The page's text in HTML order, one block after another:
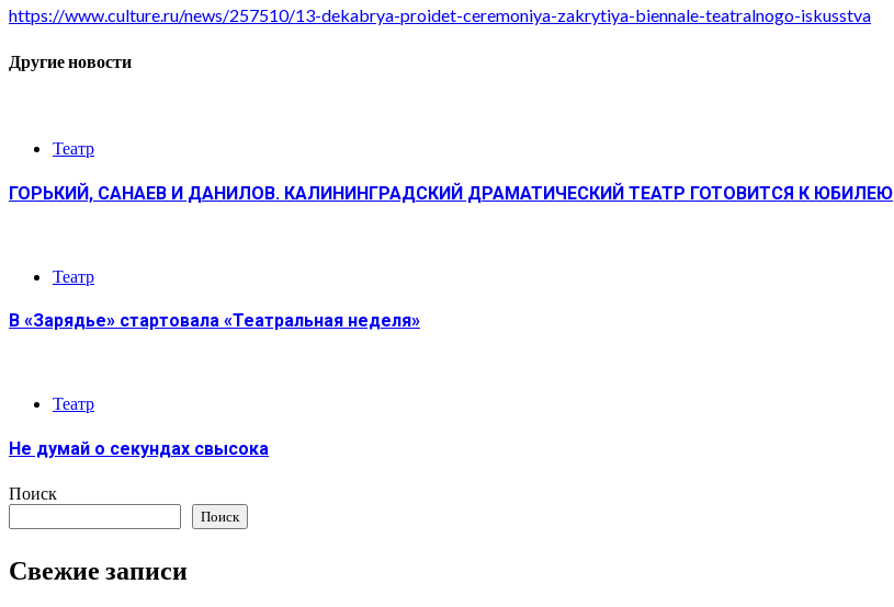
https://www.culture.ru/news/257510/13-dekabrya-proidet-ceremoniya-zakrytiya-biennale-teatralnogo-iskusstva
Другие новости
Театр
ГОРЬКИЙ, САНАЕВ И ДАНИЛОВ. КАЛИНИНГРАДСКИЙ ДРАМАТИЧЕСКИЙ ТЕАТР ГОТОВИТСЯ К ЮБИЛЕЮ
Театр
В «Зарядье» стартовала «Театральная неделя»
Театр
Не думай о секундах свысока
Поиск
Поиск
Свежие записи